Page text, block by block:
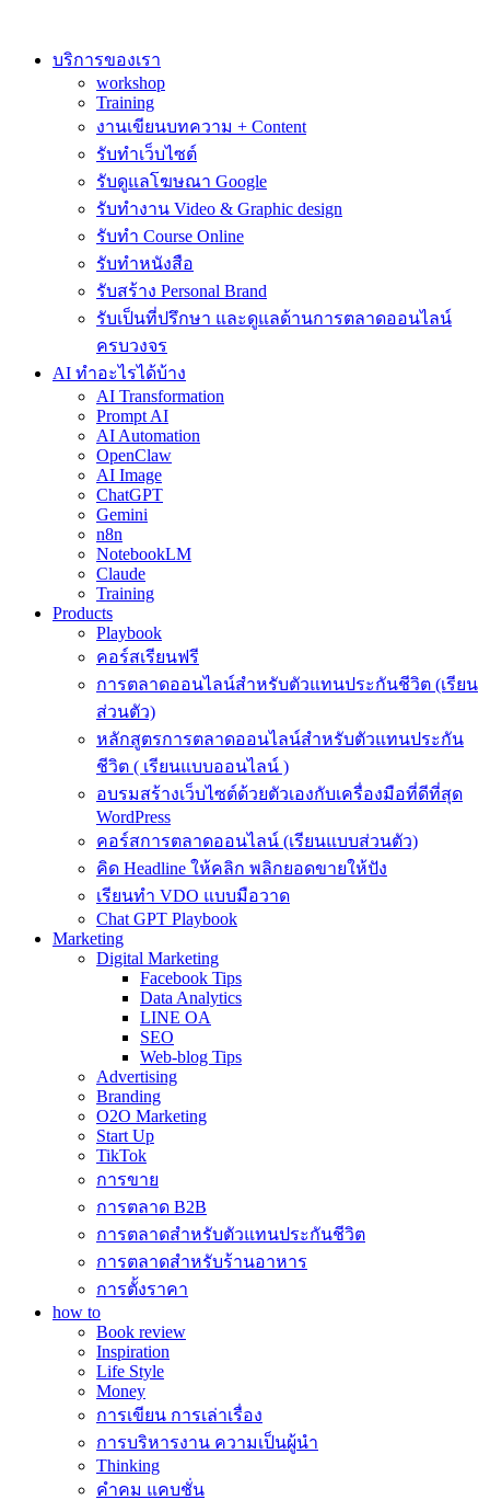
contentบริการของเรา
workshop
Training
งานเขียนบทความ + Content
รับทำเว็บไซต์
รับดูแลโฆษณา Google
รับทำงาน Video & Graphic design
รับทำ Course Online
รับทำหนังสือ
รับสร้าง Personal Brand
รับเป็นที่ปรึกษา และดูแลด้านการตลาดออนไลน์
ครบวงจร
AI ทำอะไรได้บ้าง
AI Transformation
Prompt AI
AI Automation
OpenClaw
AI Image
ChatGPT
Gemini
n8n
NotebookLM
Claude
Training
Products
Playbook
คอร์สเรียนฟรี
การตลาดออนไลน์สำหรับตัวแทนประกันชีวิต (เรียน
ส่วนตัว)
หลักสูตรการตลาดออนไลน์สำหรับตัวแทนประกัน
ชีวิต ( เรียนแบบออนไลน์ )
อบรมสร้างเว็บไซต์ด้วยตัวเองกับเครื่องมือที่ดีที่สุด
WordPress
คอร์สการตลาดออนไลน์ (เรียนแบบส่วนตัว)
คิด Headline ให้คลิก พลิกยอดขายให้ปัง
เรียนทำ VDO แบบมือวาด
Chat GPT Playbook
Marketing
Digital Marketing
Facebook Tips
Data Analytics
LINE OA
SEO
Web-blog Tips
Advertising
Branding
O2O Marketing
Start Up
TikTok
การขาย
การตลาด B2B
การตลาดสำหรับตัวแทนประกันชีวิต
การตลาดสำหรับร้านอาหาร
การตั้งราคา
how to
Book review
Inspiration
Life Style
Money
การเขียน การเล่าเรื่อง
การบริหารงาน ความเป็นผู้นำ
Thinking
คำคม แคบชั่น